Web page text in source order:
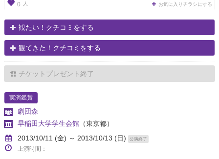
0 人 お気に入りチラシにする
観たい！クチコミをする
観てきた！クチコミをする
チケットプレゼント終了
実演鑑賞
劇団森
早稲田大学学生会館 （東京都）
2013/10/11 (金) ～ 2013/10/13 (日)
公演終了
上演時間：